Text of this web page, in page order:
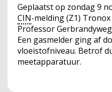
Geplaatst op zondag 9
CIN-melding (Z1)
Professor
Een gasmelder ging af
vloeistofniveau. Betrof
meetapparatuur.